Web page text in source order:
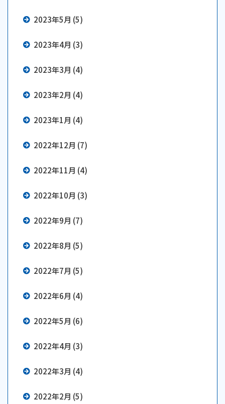
2023年5月 (5)
2023年4月 (3)
2023年3月 (4)
2023年2月 (4)
2023年1月 (4)
2022年12月 (7)
2022年11月 (4)
2022年10月 (3)
2022年9月 (7)
2022年8月 (5)
2022年7月 (5)
2022年6月 (4)
2022年5月 (6)
2022年4月 (3)
2022年3月 (4)
2022年2月 (5)